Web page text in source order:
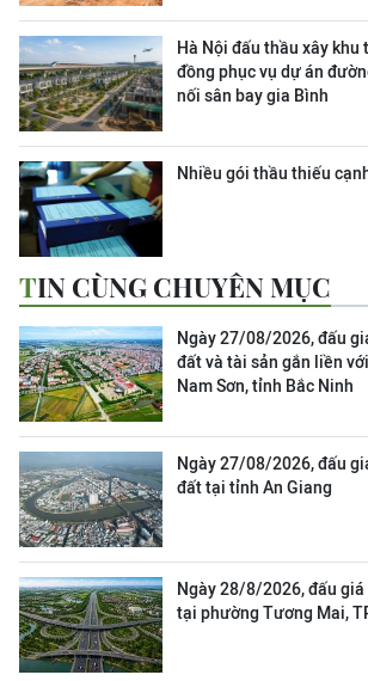
Hà Nội đấu thầu xây
đồng phục vụ dự án
nối sân bay gia Bình
Nhiều gói thầu thiếu
TIN CÙNG CHUYÊN MỤC
Ngày 27/08/2026, đấu
đất và tài sản gắn liền
Nam Sơn, tỉnh Bắc Ninh
Ngày 27/08/2026, đấu
đất tại tỉnh An Giang
Ngày 28/8/2026, đấu
tại phường Tương Mai,